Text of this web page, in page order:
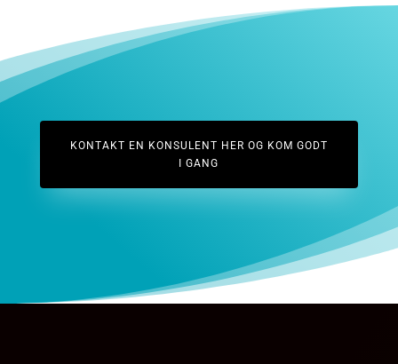
KONTAKT EN KONSULENT HER OG KOM GODT
I GANG